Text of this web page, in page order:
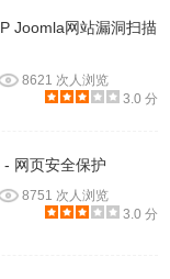
Joomla网站漏洞扫描
8621 次人浏览
3.0 分
网页安全保护
8751 次人浏览
3.0 分